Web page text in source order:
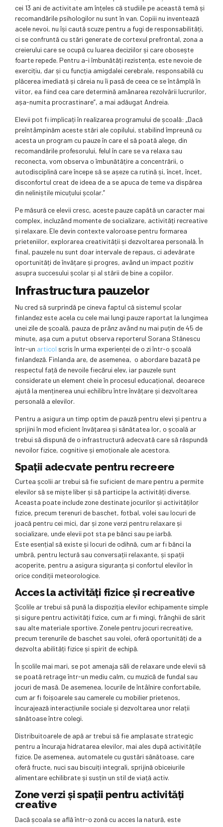
cei 13 ani de activitate am înțeles că studiile pe această temă și
recomandările psihologilor nu sunt în van. Copiii nu inventează
acele nevoi, nu își caută scuze pentru a fugi de responsabilități,
ci se confruntă cu stări generate de cortexul prefrontal, zona a
creierului care se ocupă cu luarea deciziilor și care obosește
foarte repede. Pentru a-i îmbunătăți rezistența, este nevoie de
exercițiu, dar și cu funcția amigdalei cerebrale, responsabilă cu
plăcerea imediată și căreia nu îi pasă de ceea ce se întâmplă în
viitor, ea fiind cea care determină amânarea rezolvării lucrurilor,
așa-numita procrastinare”, a mai adăugat Andreia.
Elevii pot fi implicați în realizarea programului de școală: „Dacă
preîntâmpinăm aceste stări ale copilului, stabilind împreună cu
acesta un program cu pauze în care el să poată alege, din
recomandările profesorului, felul în care se va relaxa sau
reconecta, vom observa o îmbunătățire a concentrării, o
autodisciplină care începe să se așeze ca rutină și, încet, încet,
disconfortul creat de ideea de a se apuca de teme va dispărea
din neliniștile micuțului școlar.”
Pe măsură ce elevii cresc, aceste pauze capătă un caracter mai
complex, incluzând momente de socializare, activități recreative
și relaxare. Ele devin contexte valoroase pentru formarea
prieteniilor, explorarea creativității și dezvoltarea personală. În
final, pauzele nu sunt doar intervale de repaus, ci adevărate
oportunități de învățare și progres, având un impact pozitiv
asupra succesului școlar și al stării de bine a copiilor.
Infrastructura pauzelor
Nu cred să surprindă pe cineva faptul că sistemul școlar
finlandez este acela cu cele mai lungi pauze raportat la lungimea
unei zile de școală, pauza de prânz având nu mai puțin de 45 de
minute, așa cum a putut observa reporterul Sorana Stănescu
într-un articol scris în urma experienței de o zi într-o școală
finlandeză. Finlanda are, de asemenea, o abordare bazată pe
respectul față de nevoile fiecărui elev, iar pauzele sunt
considerate un element cheie în procesul educațional, deoarece
ajută la menținerea unui echilibru între învățare și dezvoltarea
personală a elevilor.
Pentru a asigura un timp optim de pauză pentru elevi și pentru a
sprijini în mod eficient învățarea și sănătatea lor, o școală ar
trebui să dispună de o infrastructură adecvată care să răspundă
nevoilor fizice, cognitive și emoționale ale acestora.
Spații adecvate pentru recreere
Curtea școlii ar trebui să fie suficient de mare pentru a permite
elevilor să se miște liber și să participe la activități diverse.
Aceasta poate include zone destinate jocurilor și activităților
fizice, precum terenuri de baschet, fotbal, volei sau locuri de
joacă pentru cei mici, dar și zone verzi pentru relaxare și
socializare, unde elevii pot sta pe bănci sau pe iarbă.
Este esențial să existe și locuri de odihnă, cum ar fi bănci la
umbră, pentru lectură sau conversații relaxante, și spații
acoperite, pentru a asigura siguranța și confortul elevilor în
orice condiții meteorologice.
Acces la activități fizice și recreative
Școlile ar trebui să pună la dispoziția elevilor echipamente simple
și sigure pentru activități fizice, cum ar fi mingi, frânghii de sărit
sau alte materiale sportive. Zonele pentru jocuri recreative,
precum terenurile de baschet sau volei, oferă oportunități de a
dezvolta abilități fizice și spirit de echipă.
În școlile mai mari, se pot amenaja săli de relaxare unde elevii să
se poată retrage într-un mediu calm, cu muzică de fundal sau
jocuri de masă. De asemenea, locurile de întâlnire confortabile,
cum ar fi foișoarele sau camerele cu mobilier prietenos,
încurajează interacțiunile sociale și dezvoltarea unor relații
sănătoase între colegi.
Distribuitoarele de apă ar trebui să fie amplasate strategic
pentru a încuraja hidratarea elevilor, mai ales după activitățile
fizice. De asemenea, automatele cu gustări sănătoase, care
oferă fructe, nuci sau biscuiți integrali, sprijină obiceiurile
alimentare echilibrate și susțin un stil de viață activ.
Zone verzi și spații pentru activități
creative
Dacă școala se află într-o zonă cu acces la natură, este